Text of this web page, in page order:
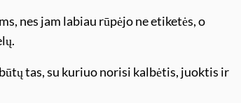
nes jam labiau rūpėjo ne etiketės, o
tas, su kuriuo norisi kalbėtis, juoktis ir